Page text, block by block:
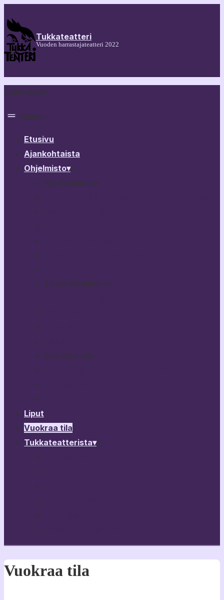
Tukkateatteri
Vuoden harrastajateatteri 2022
Päänavigaatio
Valikko
Etusivu
Ajankohtaista
Ohjelmisto▾▾
Nyt ohjelmistossa
Tulossa ohjelmistoon
Muu ohjelmisto
Liput
Vuokraa tila
Tukkateatterista▾▾
Vuokraa tila